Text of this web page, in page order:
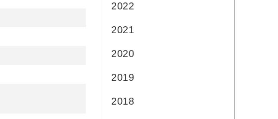
2022
2021
2020
2019
2018